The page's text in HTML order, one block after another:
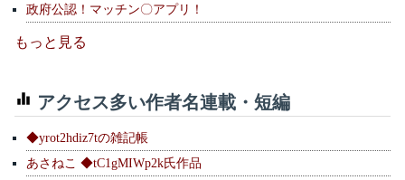
政府公認！マッチン〇アプリ！
もっと見る
アクセス多い作者名連載・短編
◆yrot2hdiz7tの雑記帳
あさねこ ◆tC1gMIWp2k氏作品